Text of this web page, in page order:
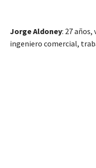
Jorge Aldoney: 27 años,
ingeniero comercial,